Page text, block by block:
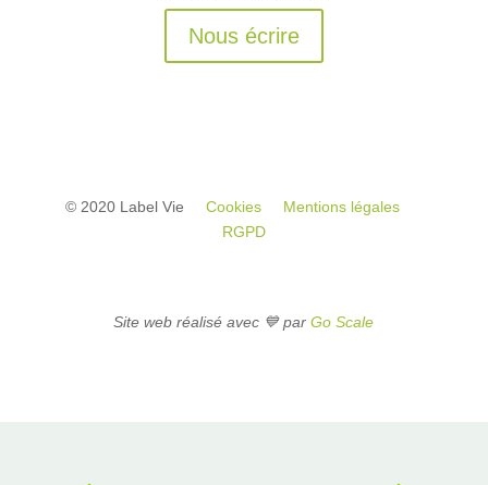
Nous écrire
© 2020 Label VieCookies
Mentions légales
RGPD
Site web réalisé avec 💙 parGo Scale